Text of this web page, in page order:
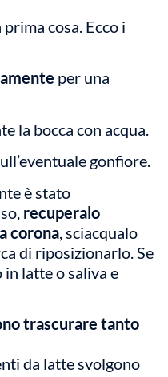
cosa. Ecco i
per una
la bocca con acqua.
gonfiore.
è stato
recuperalo
corona , sciacqualo
di riposizionarlo. Se
latte o saliva e
trascurare tanto
da latte svolgono